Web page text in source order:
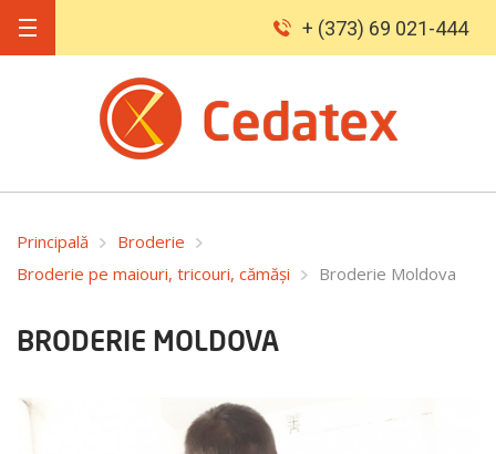
+ (373) 69 021-444
Principală
Broderie
Broderie pe maiouri, tricouri, cămăși
Broderie Moldova
BRODERIE MOLDOVA